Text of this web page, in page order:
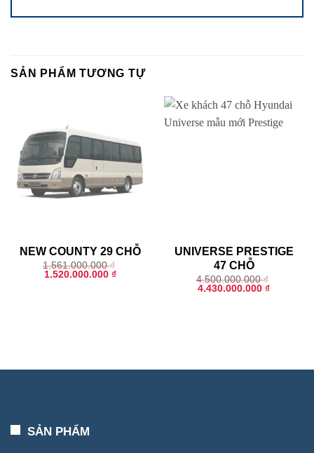
SẢN PHẨM TƯƠNG TỰ
NEW COUNTY 29 CHỖ
1.561.000.000₫
Original
1.520.000.000 ₫Current
UNIVERSE PRESTIGE
47 CHỖ
4.500.000.000₫
Original
4.430.000.000 ₫Current
SẢN PHẨM